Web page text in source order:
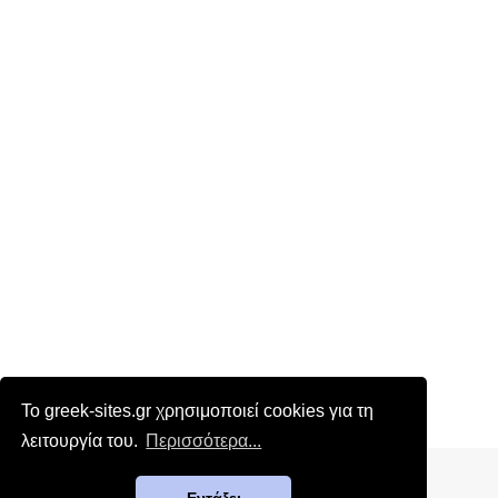
Το greek-sites.gr χρησιμοποιεί cookies για τη
λειτουργία του. Περισσότερα...
Επικοινωνία|Όροι χρήσης